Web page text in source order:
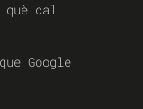
què cal
Google